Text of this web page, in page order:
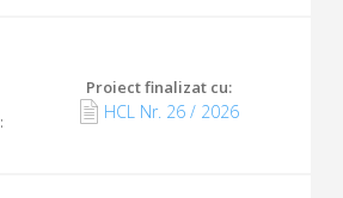
:
Proiect finalizat cu:
HCL Nr. 26/ 2026